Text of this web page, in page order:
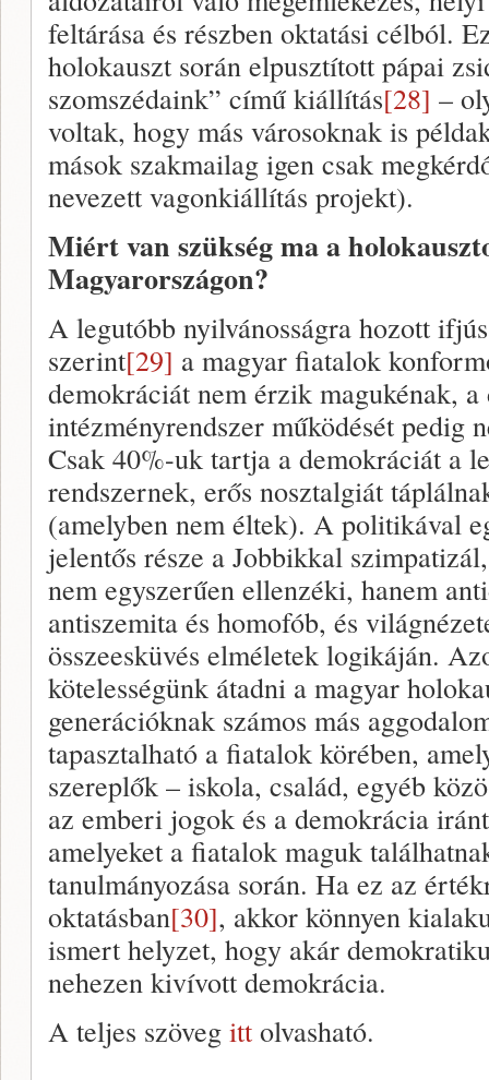
feltárása és részben oktatási célból.
holokauszt során elpusztított pápai
szomszédaink” című kiállítás[28] –
voltak, hogy más városoknak is
mások szakmailag igen csak
nevezett vagonkiállítás projekt).
Miért van szükség ma a
Magyarországon?
A legutóbb nyilvánosságra hozott
szerint[29] a magyar fiatalok
demokráciát nem érzik magukénak,
intézményrendszer működését pedig
Csak 40%-uk tartja a demokráciát a
rendszernek, erős nosztalgiát
(amelyben nem éltek). A politikával
jelentős része a Jobbikkal
nem egyszerűen ellenzéki, hanem
antiszemita és homofób, és
összeesküvés elméletek logikáján.
kötelességünk átadni a magyar
generációknak számos más
tapasztalható a fiatalok körében,
szereplők – iskola, család, egyéb
az emberi jogok és a demokrácia
amelyeket a fiatalok maguk
tanulmányozása során. Ha ez az
oktatásban[30], akkor könnyen
ismert helyzet, hogy akár
nehezen kivívott demokrácia.
A teljes szöveg itt olvasható.